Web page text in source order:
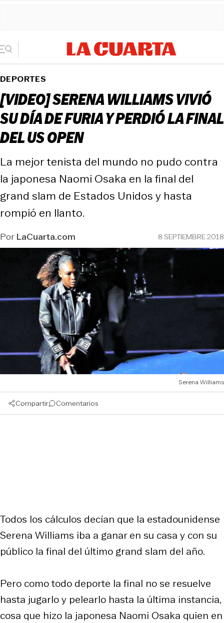
DEPORTES
[VIDEO] SERENA WILLIAMS VIVIÓ
SU DÍA DE FURIA Y PERDIÓ LA FINAL
DEL US OPEN
La mejor tenista del mundo no pudo contra
la japonesa Naomi Osaka en la final del
grand slam de Estados Unidos y hasta
rompió en llanto.
PorLaCuarta.com 8 SEPTIEMBRE 2018
Serena Williams
Compartir Comentarios
Todos los cálculos decían que la estadounidense
Serena Williams iba a ganar en su casa y con su
público la final del último grand slam del año.
Pero como todo deporte la final no se resuelve
hasta jugarlo y pelearlo hasta la última instancia,
cosa que hizo la japonesa Naomi Osaka quien en